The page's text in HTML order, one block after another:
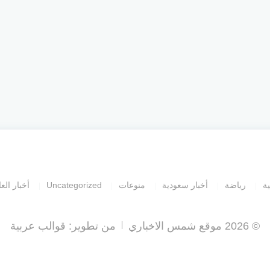
رياضة أخبار سعودية منوعات Uncategorized أخبار
© 2026 موقع شمس الاخباري من تطوير: قوالب عربية